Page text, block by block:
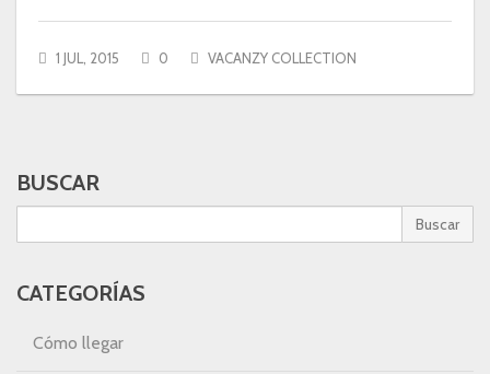
1 JUL, 2015 0 VACANZY COLLECTION
BUSCAR
Buscar
CATEGORÍAS
Cómo llegar